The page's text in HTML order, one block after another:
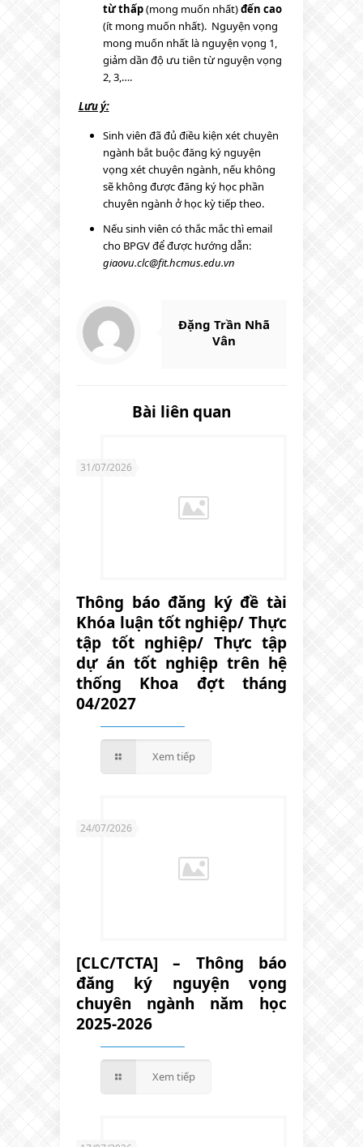
từ thấp(mong muốn nhất)đến cao
(ít mong muốn nhất). Nguyện vọng
mong muốn nhất là nguyện vọng 1,
giảm dần độ ưu tiên từ nguyện vọng
2, 3,….
Lưu ý:
Sinh viên đã đủ điều kiện xét chuyên
ngành bắt buộc đăng ký nguyện
vọng xét chuyên ngành, nếu không
sẽ không được đăng ký học phần
chuyên ngành ở học kỳ tiếp theo.
Nếu sinh viên có thắc mắc thì email
cho BPGV để được hướng dẫn:
giaovu.clc@fit.hcmus.edu.vn
Đặng Trần Nhã
Vân
Bài liên quan
31/07/2026
Thông báo đăng ký đề tài
Khóa luận tốt nghiệp/ Thực
tập tốt nghiệp/ Thực tập
dự án tốt nghiệp trên hệ
thống Khoa đợt tháng
04/2027
Xem tiếp
24/07/2026
[CLC/TCTA] – Thông báo
đăng ký nguyện vọng
chuyên ngành năm học
2025-2026
Xem tiếp